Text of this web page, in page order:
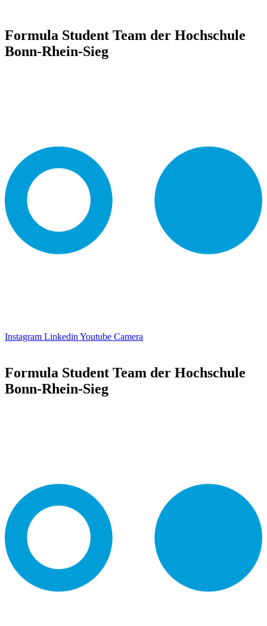
Formula Student Team der Hochschule
Bonn-Rhein-Sieg
Instagram Linkedin Youtube Camera
Formula Student Team der Hochschule
Bonn-Rhein-Sieg